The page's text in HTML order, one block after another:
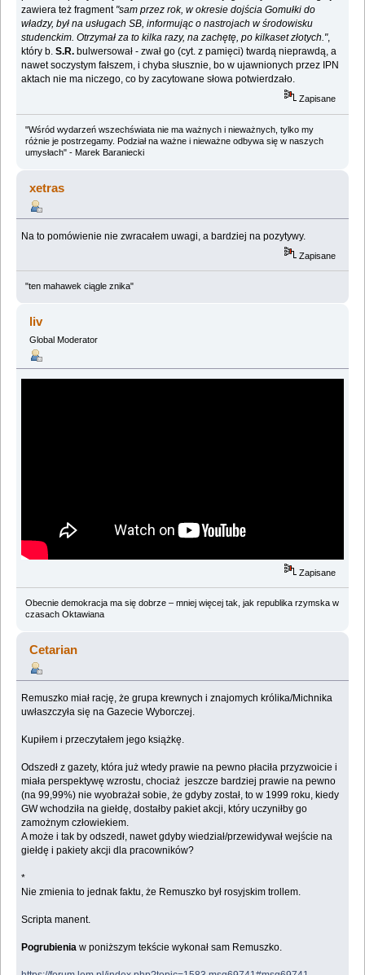
zawiera też fragment "sam przez rok, w okresie dojścia Gomułki do
władzy, był na usługach SB, informując o nastrojach w środowisku
studenckim. Otrzymał za to kilka razy, na zachę­tę, po kilkaset złotych.",
który b.S.R. bulwersował - zwał go (cyt. z pamięci) twardą nieprawdą, a
nawet soczystym fałszem, i chyba słusznie, bo w ujawnionych przez IPN
aktach nie ma niczego, co by zacytowane słowa potwierdzało.
Zapisane
"Wśród wydarzeń wszechświata nie ma ważnych i nieważnych, tylko my
różnie je postrzegamy. Podział na ważne i nieważne odbywa się w naszych
umysłach" - Marek Baraniecki
xetras
Na to pomówienie nie zwracałem uwagi, a bardziej na pozytywy.
Zapisane
"ten mahawek ciągle znika"
liv
Global Moderator
Zapisane
Obecnie demokracja ma się dobrze – mniej więcej tak, jak republika rzymska w
czasach Oktawiana
Cetarian
Remuszko miał rację, że grupa krewnych i znajomych królika/Michnika
uwłaszczyła się na Gazecie Wyborczej.
Kupiłem i przeczytałem jego książkę.
Odszedł z gazety, która już wtedy prawie na pewno płaciła przyzwoicie i
miała perspektywę wzrostu, chociaż jeszcze bardziej prawie na pewno
(na 99,99%) nie wyobrażał sobie, że gdyby został, to w 1999 roku, kiedy
GW wchodziła na giełdę, dostałby pakiet akcji, który uczyniłby go
zamożnym człowiekiem.
A może i tak by odszedł, nawet gdyby wiedział/przewidywał wejście na
giełdę i pakiety akcji dla pracowników?
*
Nie zmienia to jednak faktu, że Remuszko był rosyjskim trollem.
Scripta manent.
Pogrubienia w poniższym tekście wykonał sam Remuszko.